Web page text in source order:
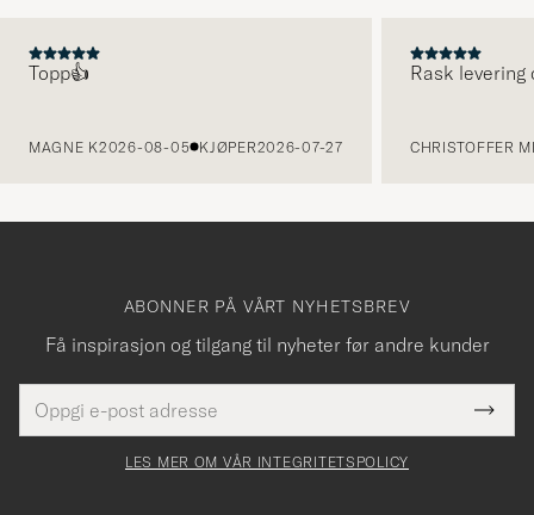
Topp👍
MAGNE K2026-08-05 KJØPER2026-07-27
Rask
CHRISTOFFER
ABONNER PÅ VÅRT NYHETSBREV
Få inspirasjon og tilgang til nyheter før andre kunder
postadresse
felt
Tack
för
LES MER OM VÅR INTEGRITETSPOLICY